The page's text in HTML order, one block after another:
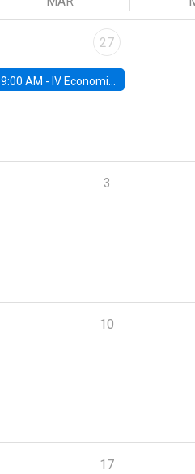
27
9:00 AM - IV Economics Alumni Workshop
3
10
17